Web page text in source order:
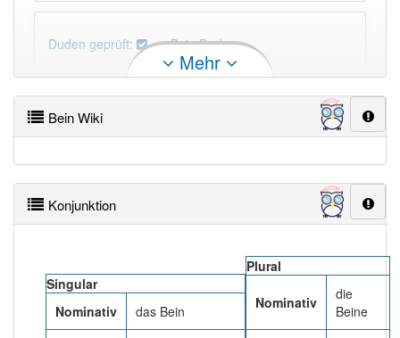
Duden geprüft: Bein Duden
×
Das Wort Bein ist eine Ausnahme.
DAS:918Ausnahmen
Mehr
Bein Wiki
Konjunktion
Singular
Nominativ
das Bein
Plural
Nominativ
die
Beine